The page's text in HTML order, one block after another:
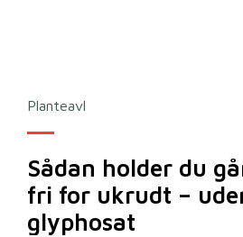
Planteavl
Sådan holder du
fri for ukrudt –
glyphosat